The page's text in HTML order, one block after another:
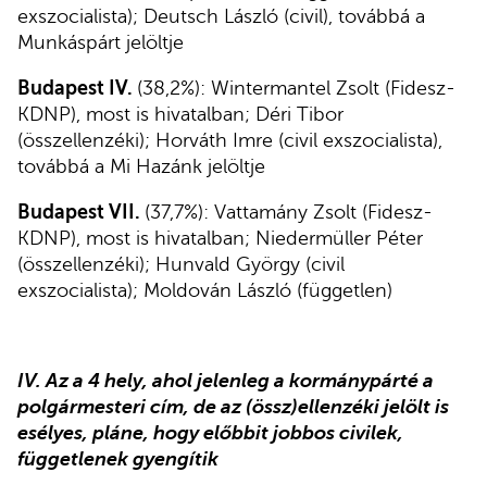
exszocialista); Deutsch László (civil), továbbá a
Munkáspárt jelöltje
Budapest IV. (38,2%): Wintermantel Zsolt (Fidesz-
KDNP), most is hivatalban; Déri Tibor
(összellenzéki); Horváth Imre (civil exszocialista),
továbbá a Mi Hazánk jelöltje
Budapest VII. (37,7%): Vattamány Zsolt (Fidesz-
KDNP), most is hivatalban; Niedermüller Péter
(összellenzéki); Hunvald György (civil
exszocialista); Moldován László (független)
IV. Az a 4 hely, ahol jelenleg a kormánypárté a
polgármesteri cím, de az (össz)ellenzéki jelölt is
esélyes, pláne, hogy előbbit jobbos civilek,
függetlenek gyengítik